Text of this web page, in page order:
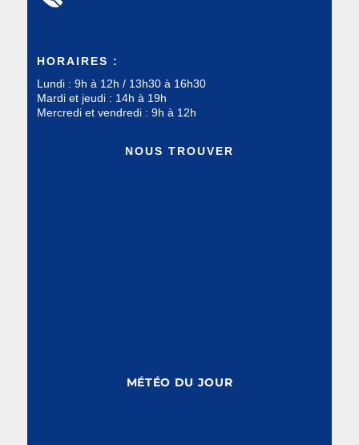
HORAIRES :
Lundi : 9h à 12h / 13h30 à 16h30
Mardi et jeudi : 14h à 19h
Mercredi et vendredi : 9h à 12h
NOUS TROUVER
MÉTÉO DU JOUR